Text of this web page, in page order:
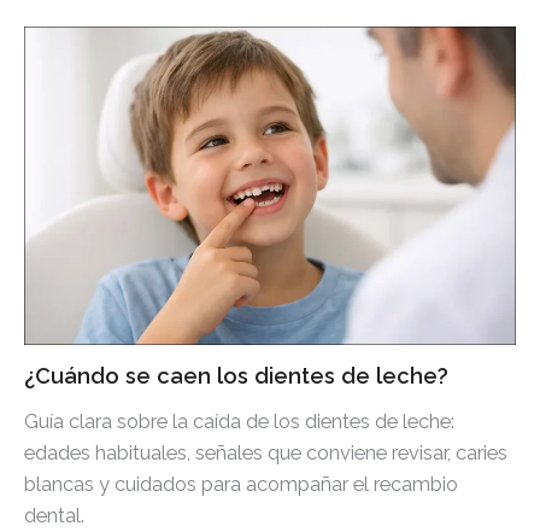
¿Cuándo se caen los dientes de leche?
Guía clara sobre la caída de los dientes de leche:
edades habituales, señales que conviene revisar, caries
blancas y cuidados para acompañar el recambio
dental.